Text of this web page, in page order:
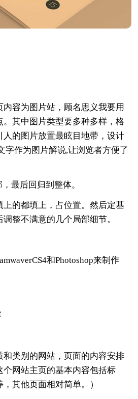
容为图片站，顾名思义我要用
。其中图片类型要多种多样，格
人的图片放置最眩目地带，设计
字作为图片解说,让浏览者方便了
后回归到整体。
的都填上，占位置。然后定基
整不满意的几个局部细节。
和Photoshop来制作
类别的网站，页面的内容安排
个网站主页的基本内容包括标
其他页面相对简单。）